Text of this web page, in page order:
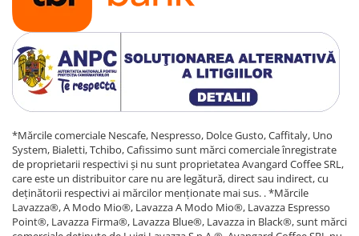
*Mărcile comerciale Nescafe, Nespresso, Dolce Gusto, Caffitaly, Uno
System, Bialetti, Tchibo, Cafissimo sunt mărci comerciale înregistrate
de proprietarii respectivi și nu sunt proprietatea Avangard Coffee SRL,
care este un distribuitor care nu are legătură, direct sau indirect, cu
deținătorii respectivi ai mărcilor menționate mai sus. . *Mărcile
Lavazza®, A Modo Mio®, Lavazza A Modo Mio®, Lavazza Espresso
Point®, Lavazza Firma®, Lavazza Blue®, Lavazza in Black®, sunt mărci